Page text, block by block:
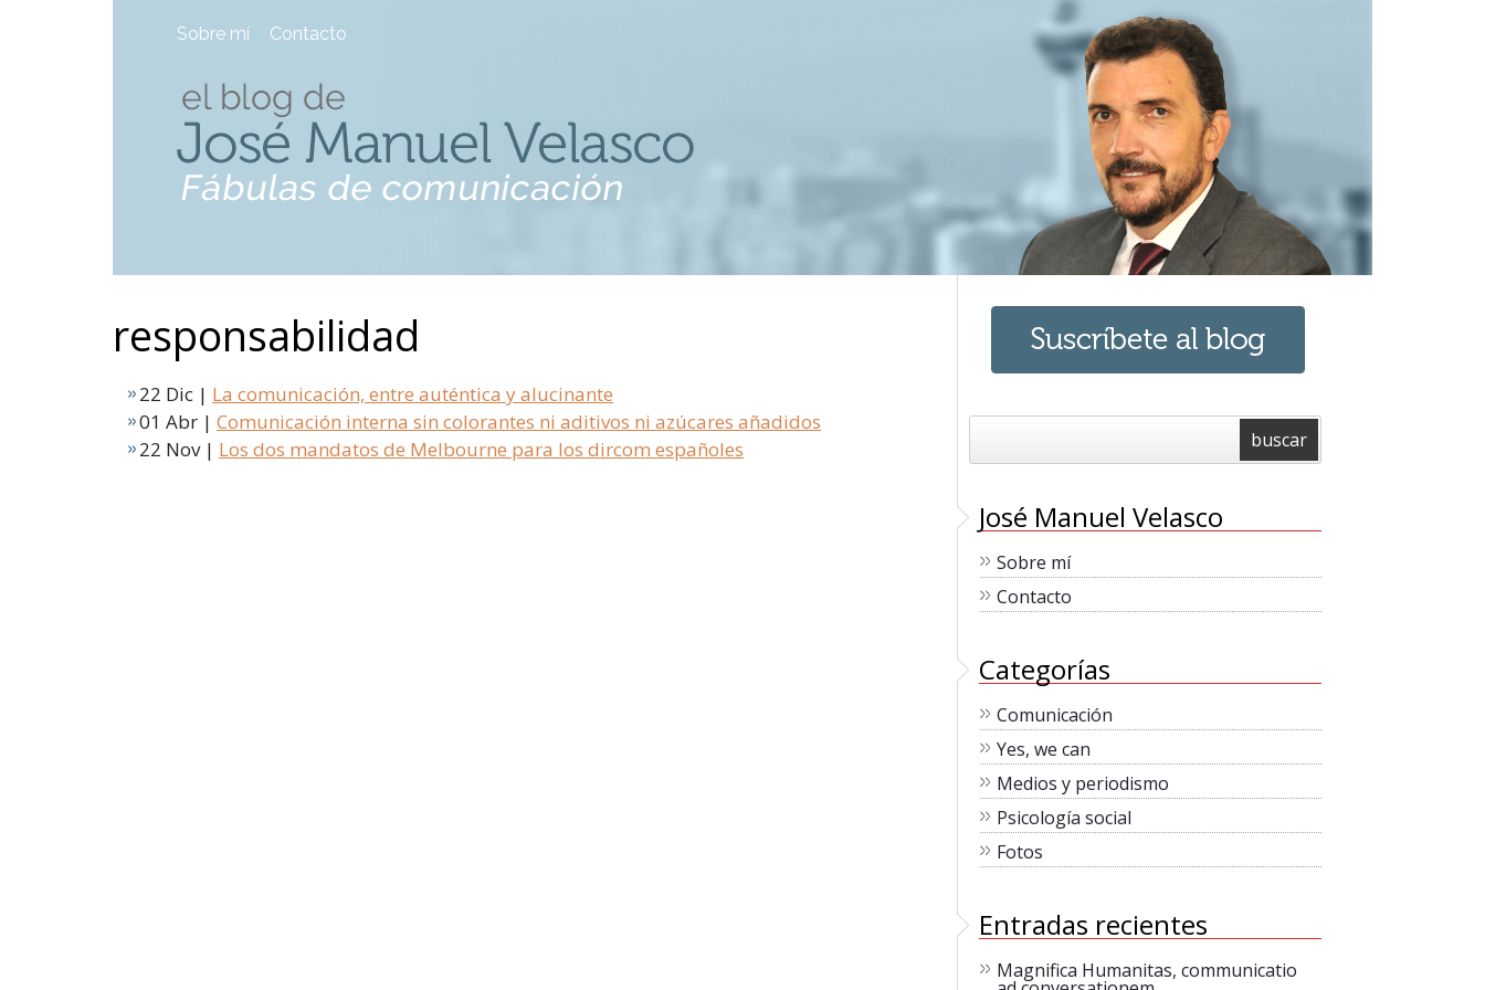
Sobre mí Contacto
responsabilidad
22 Dic | La comunicación, entre auténtica y alucinante
01 Abr | Comunicación interna sin colorantes ni aditivos ni azúcares añadidos
22 Nov | Los dos mandatos de Melbourne para los dircom españoles
José Manuel Velasco
Sobre mí
Contacto
Categorías
Comunicación
Yes, we can
Medios y periodismo
Psicología social
Fotos
Entradas recientes
Magnifica Humanitas, communicatio